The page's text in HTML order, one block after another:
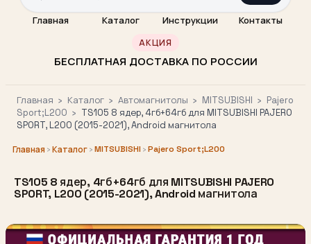
Главная Каталог Инструкции Контакты
АКЦИЯ
БЕСПЛАТНАЯ ДОСТАВКА ПО РОССИИ
Главная › Каталог › Автомагнитолы › MITSUBISHI › Pajero
Sport;L200 › TS105 8 ядер, 4гб+64гб для MITSUBISHI PAJERO
SPORT, L200 (2015-2021), Android магнитола
Главная ›Каталог›MITSUBISHI ›Pajero Sport;L200
TS105 8 ядер, 4гб+64гб для MITSUBISHI PAJERO
SPORT, L200 (2015-2021), Android магнитола